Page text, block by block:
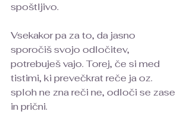
spoštljivo.
Vsekakor pa za to, da jasno
sporočiš svojo odločitev,
potrebuješ vajo. Torej, če si med
tistimi, ki prevečkrat reče ja oz.
sploh ne zna reči ne, odloči se zase
in prični.